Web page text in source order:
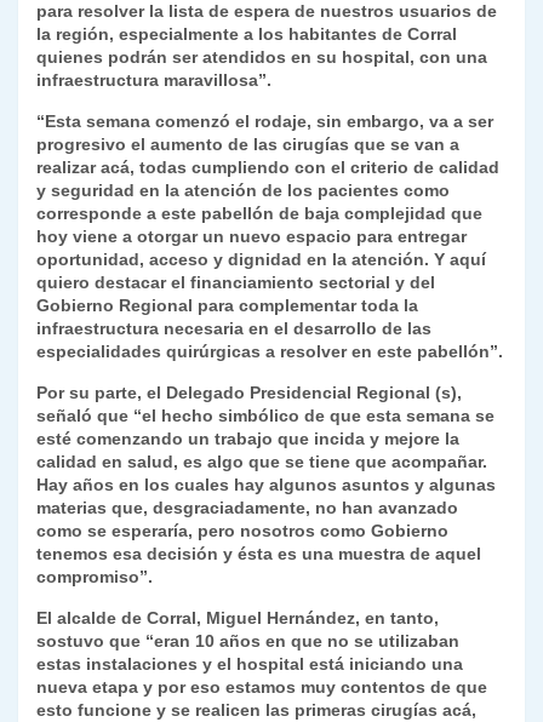
para resolver la lista de espera de nuestros usuarios de
la región, especialmente a los habitantes de Corral
quienes podrán ser atendidos en su hospital, con una
infraestructura maravillosa”.
“Esta semana comenzó el rodaje, sin embargo, va a ser
progresivo el aumento de las cirugías que se van a
realizar acá, todas cumpliendo con el criterio de calidad
y seguridad en la atención de los pacientes como
corresponde a este pabellón de baja complejidad que
hoy viene a otorgar un nuevo espacio para entregar
oportunidad, acceso y dignidad en la atención. Y aquí
quiero destacar el financiamiento sectorial y del
Gobierno Regional para complementar toda la
infraestructura necesaria en el desarrollo de las
especialidades quirúrgicas a resolver en este pabellón”.
Por su parte, el Delegado Presidencial Regional (s),
señaló que “el hecho simbólico de que esta semana se
esté comenzando un trabajo que incida y mejore la
calidad en salud, es algo que se tiene que acompañar.
Hay años en los cuales hay algunos asuntos y algunas
materias que, desgraciadamente, no han avanzado
como se esperaría, pero nosotros como Gobierno
tenemos esa decisión y ésta es una muestra de aquel
compromiso”.
El alcalde de Corral, Miguel Hernández, en tanto,
sostuvo que “eran 10 años en que no se utilizaban
estas instalaciones y el hospital está iniciando una
nueva etapa y por eso estamos muy contentos de que
esto funcione y se realicen las primeras cirugías acá,